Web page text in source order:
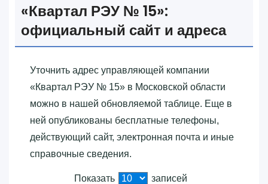
«‎Квартал РЭУ № 15»‎:
официальный сайт и адреса
Уточнить адрес управляющей компании
«‎Квартал РЭУ № 15»‎ в Московской области
можно в нашей обновляемой таблице. Еще в
ней опубликованы бесплатные телефоны,
действующий сайт, электронная почта и иные
справочные сведения.
Показать
записей